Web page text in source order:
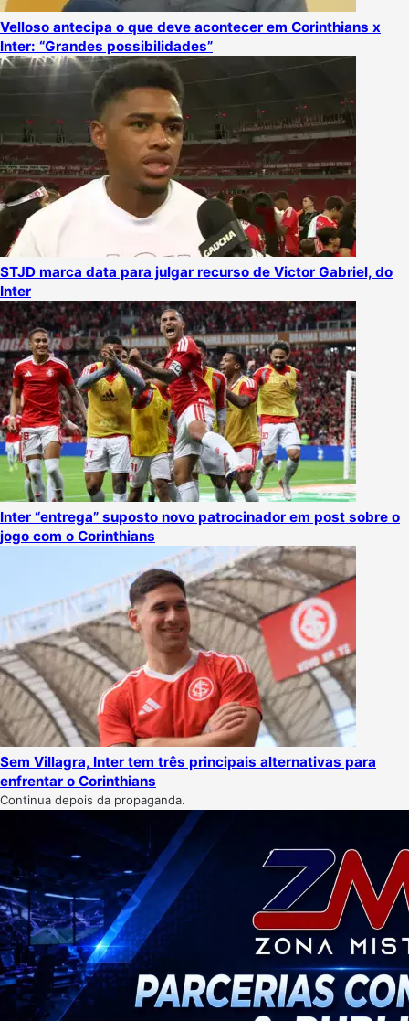
Velloso antecipa o que deve acontecer em Corinthians x
Inter: “Grandes possibilidades”
STJD marca data para julgar recurso de Victor Gabriel, do
Inter
Inter “entrega” suposto novo patrocinador em post sobre o
jogo com o Corinthians
Sem Villagra, Inter tem três principais alternativas para
enfrentar o Corinthians
Continua depois da propaganda.